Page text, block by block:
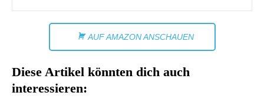
AUF AMAZON ANSCHAUEN
Diese Artikel könnten dich auch
interessieren: